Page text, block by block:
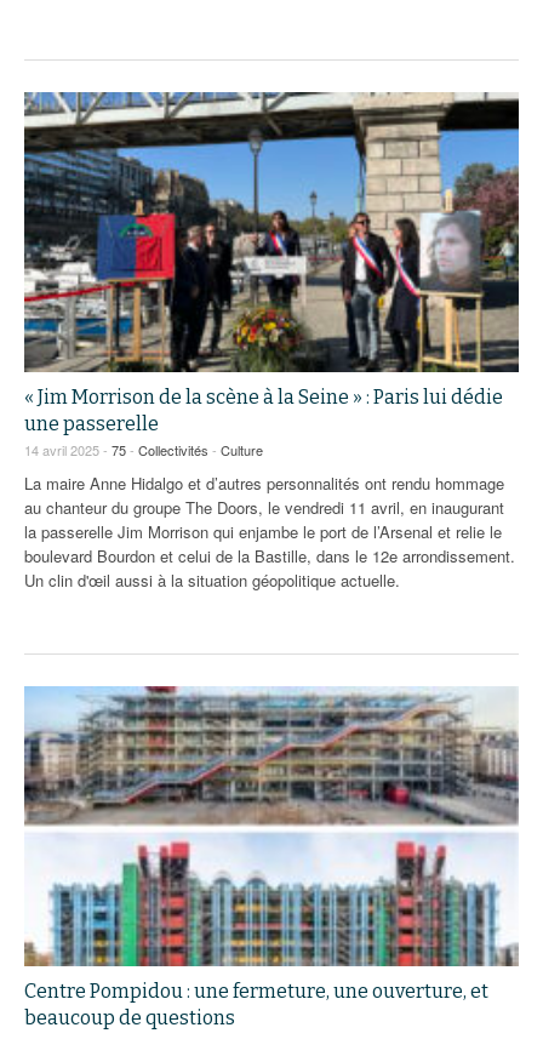
« Jim Morrison de la scène à la Seine » : Paris lui dédie
une passerelle
14 avril 2025 - 75- Collectivités - Culture
La maire Anne Hidalgo et d’autres personnalités ont rendu hommage
au chanteur du groupe The Doors, le vendredi 11 avril, en inaugurant
la passerelle Jim Morrison qui enjambe le port de l’Arsenal et relie le
boulevard Bourdon et celui de la Bastille, dans le 12e arrondissement.
Un clin d'œil aussi à la situation géopolitique actuelle.
Centre Pompidou : une fermeture, une ouverture, et
beaucoup de questions